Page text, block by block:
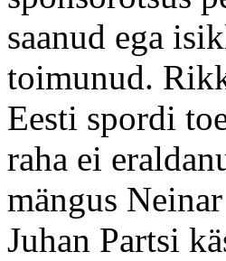
saanud ega
toimunud.
Eesti spordi
raha ei
mängus
Juhan Partsi